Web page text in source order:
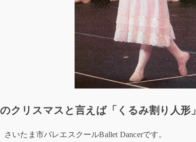
クリスマスと言えば「くるみ割り人形」
さいたま市バレエスクールBallet Dancerです。